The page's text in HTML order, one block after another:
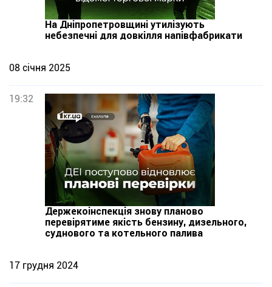
На Дніпропетровщині утилізують
небезпечні для довкілля напівфабрикати
08 січня 2025
19:32
Держекоінспекція знову планово
перевірятиме якість бензину, дизельного,
суднового та котельного палива
17 грудня 2024